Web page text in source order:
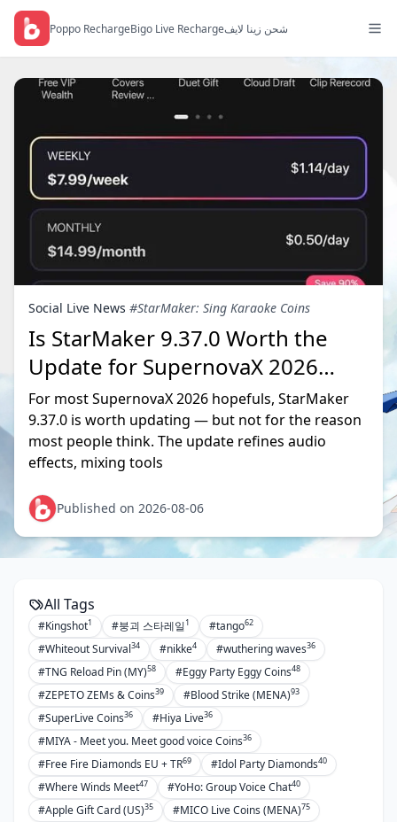
Poppo RechargeBigo Live Rechargeشحن زينا لايف
Social Live News #StarMaker: Sing Karaoke Coins
Is StarMaker 9.37.0 Worth the
Update for SupernovaX 2026
Auditions?
For most SupernovaX 2026 hopefuls, StarMaker
9.37.0 is worth updating — but not for the reason
most people think. The update refines audio
effects, mixing tools
Published on 2026-08-06
All Tags
#Kingshot1 #붕괴 스타레일1 #tango62
#Whiteout Survival34 #nikke4 #wuthering waves36
#TNG Reload Pin (MY)58 #Eggy Party Eggy Coins48
#ZEPETO ZEMs & Coins39 #Blood Strike (MENA)93
#SuperLive Coins36 #Hiya Live36
#MIYA - Meet you. Meet good voice Coins36
#Free Fire Diamonds EU + TR69 #Idol Party Diamonds40
#Where Winds Meet47 #YoHo: Group Voice Chat40
#Apple Gift Card (US)35 #MICO Live Coins (MENA)75